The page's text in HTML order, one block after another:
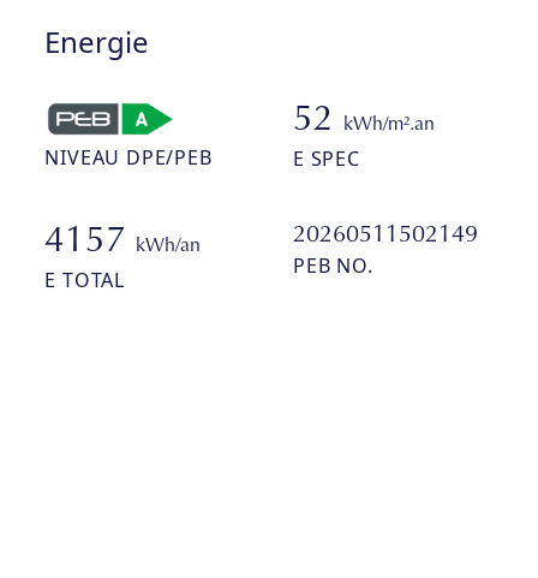
Energie
NIVEAU DPE/PEB
52 kWh/m².an
E SPEC
4157 kWh/an
E TOTAL
20260511502149
PEB NO.